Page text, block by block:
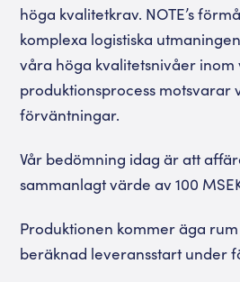
höga kvalitetkrav. NOTE’s
komplexa logistiska
våra höga kvalitetsnivåer inom
produktionsprocess motsvarar
förväntningar.
Vår bedömning idag är att
sammanlagt värde av 100
Produktionen kommer äga rum
beräknad leveransstart under